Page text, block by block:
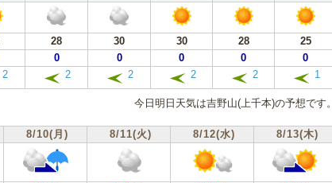
28 30 30 28
25
0 0 0 0
0
2 2 2 2 2 1
今日明日天気は吉野山(上千本)の予想です。
8/10(月) 8/11(火) 8/12(水) 8/13(木)